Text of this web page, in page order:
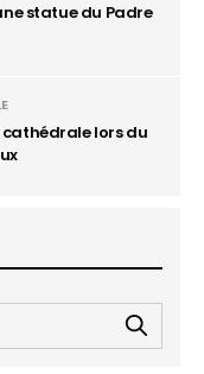
statue du Padre
cathédrale lors du